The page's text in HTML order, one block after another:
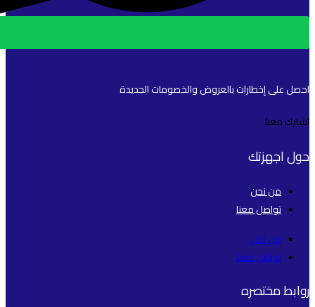
احصل على إخطارات بالعروض والخصومات الجديدة
اشترك معنا
حول اجهزتك
من نحن
تواصل معنا
من نحن
تواصل معنا
روابط مختصره